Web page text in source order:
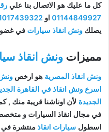
كل ما عليك هو الاتصال بنا علي
01144849927 او
يصلك ونش انقاذ سيارات في
مميزات ونش انقاذ
ونش انقاذ المصرية هو ارخص ونش
اسرع ونش انقاذ في القاهرة
الجديدة
في مجال انقاذ السيارات و
اسطول سيارات انقاذ منتشرة في